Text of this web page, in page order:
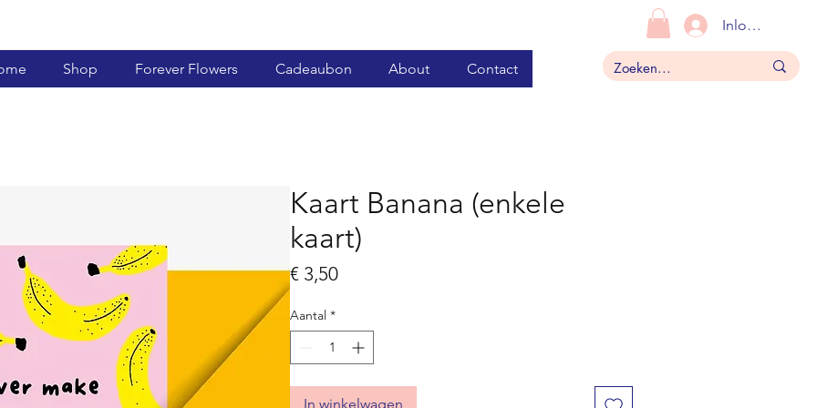
Shop Forever Flowers Cadeaubon About Contact
Inloggen
Kaart Banana (enkele
kaart)
€ 3,50Prijs
Aantal *
In winkelwagen